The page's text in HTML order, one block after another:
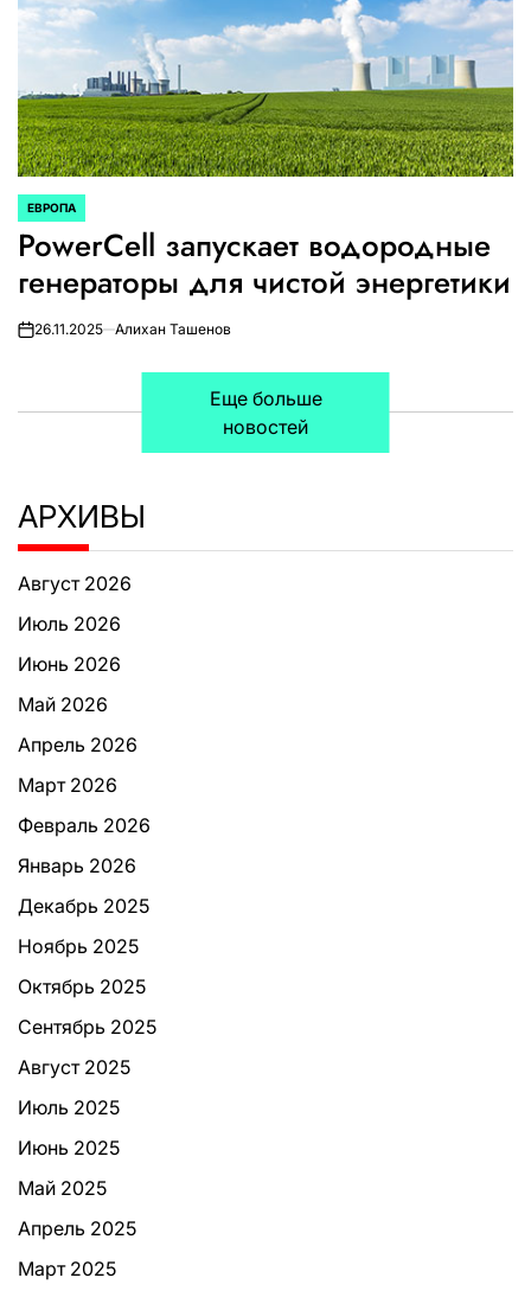
ОПУБЛИКОВАНО
В
ЕВРОПА
PowerCell запускает водородные
генераторы для чистой энергетики
on26.11.2025 Алихан Ташенов
Еще больше
новостей
АРХИВЫ
Август 2026
Июль 2026
Июнь 2026
Май 2026
Апрель 2026
Март 2026
Февраль 2026
Январь 2026
Декабрь 2025
Ноябрь 2025
Октябрь 2025
Сентябрь 2025
Август 2025
Июль 2025
Июнь 2025
Май 2025
Апрель 2025
Март 2025